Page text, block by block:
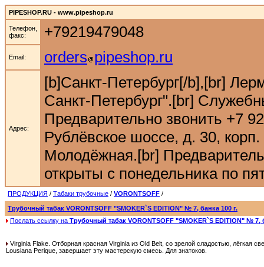
PIPESHOP.RU - www.pipeshop.ru
Телефон,
факс:
+79219479048
Email: orders pipeshop.ru
Адрес:
[b]Санкт-Петербург[/b],[br]
Санкт-Петербург".[br]
Предварительно звонить +7
Рублёвское шоссе, д. 30,
Молодёжная.[br]
открыты с понедельника по
ПРОДУКЦИЯ / Табаки трубочные / VORONTSOFF /
Трубочный табак VORONTSOFF "SMOKER`S EDITION" № 7, банка 100 г.
Послать ссылку на Трубочный табак VORONTSOFF "SMOKER`S EDITION" № 7,
Virginia Flake. Отборная красная Virginia из Old Belt, со зрелой сладостью, лёгкая
Lousiana Perique, завершает эту мастерскую смесь. Для знатоков.